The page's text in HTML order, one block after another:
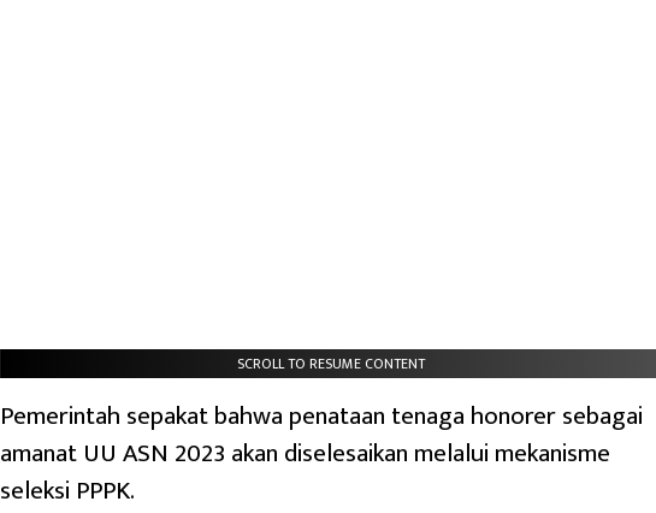
SCROLL TO RESUME CONTENT
Pemerintah sepakat bahwa penataan tenaga honorer sebagai
amanat UU ASN 2023 akan diselesaikan melalui mekanisme
seleksi PPPK.